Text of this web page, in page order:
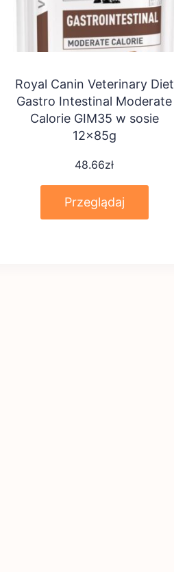
Royal Canin Veterinary Diet
Gastro Intestinal Moderate
Calorie GIM35 w sosie
12x85g
48.66zł
Przeglądaj